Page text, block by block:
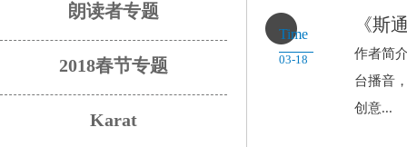
朗读者专题
2018春节专题
Karat
Time
03-18
《斯
作者简
台播音
创意...